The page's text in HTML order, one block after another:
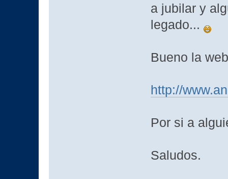
a jubilar y
legado...
Bueno la
http://
Por si a
Saludos.